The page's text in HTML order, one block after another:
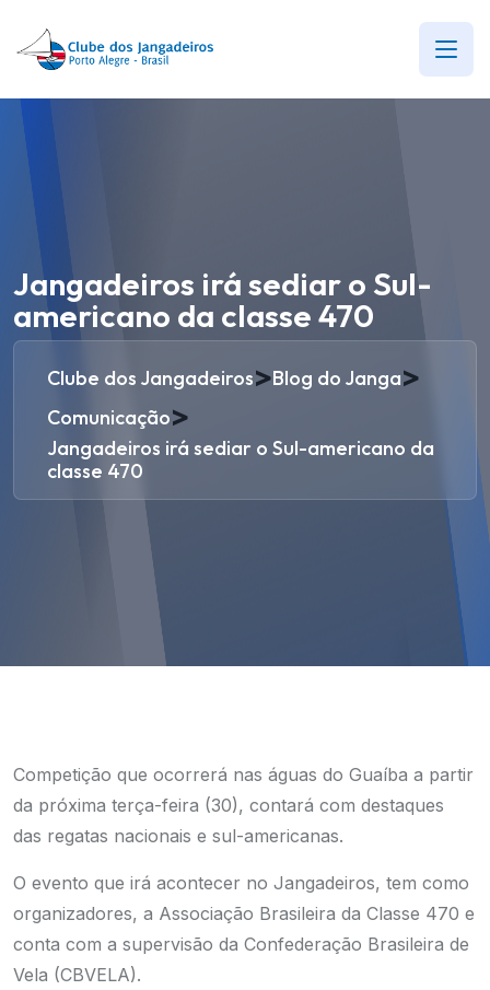
Jangadeiros irá sediar o Sul-
americano da classe 470
Clube dos Jangadeiros>Blog do Janga>
Comunicação>
Jangadeiros irá sediar o Sul-americano da
classe 470
Competição que ocorrerá nas águas do Guaíba a partir
da próxima terça-feira (30), contará com destaques
das regatas nacionais e sul-americanas.
O evento que irá acontecer no Jangadeiros, tem como
organizadores, a Associação Brasileira da Classe 470 e
conta com a supervisão da Confederação Brasileira de
Vela (CBVELA).